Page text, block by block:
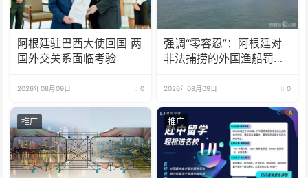
阿根廷驻巴西大使回国 两
国外交关系面临考验
2026年08月09日 0
强调“零容忍”：阿根廷对
非法捕捞的外国渔船罚款
2026年08月09日 0
推广 推广